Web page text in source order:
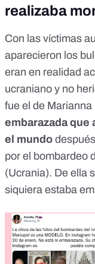
realizaba
Con las víctimas
aparecieron los
eran en realidad
ucraniano y no
fue el de
embarazada que
el mundo
por el bombardeo
(Ucrania). De ella
siquiera estaba